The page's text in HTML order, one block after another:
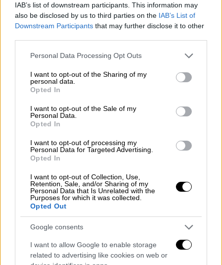
IAB’s list of downstream participants. This information may
also be disclosed by us to third parties on the IAB’s List of
Downstream Participants that may further disclose it to other
Please note that this website/app uses one or more Google
not limited to your visit or usage behaviour. You may click to
grant or deny consent to Google and its third-party tags to
use your data for below specified purposes in below Google
consent section.
Personal Data Processing Opt Outs
I want to opt-out of the Sharing of my
personal data.
Opted In
I want to opt-out of the Sale of my
Personal Data.
Opted In
I want to opt-out of processing my
Personal Data for Targeted Advertising.
Opted In
I want to opt-out of Collection, Use,
Retention, Sale, and/or Sharing of my
Personal Data that Is Unrelated with the
Purposes for which it was collected.
Opted Out
Google consents
I want to allow Google to enable storage
related to advertising like cookies on web or
Κόσμος|15.11.2024 08:32
Οργή στην Αυστρία: Θέλουν να κάνουν
«Μαουτχάουζεν» - Πώληση έναντι 15,25
εκατ. ευρώ
Οργισμένες αντιδράσεις